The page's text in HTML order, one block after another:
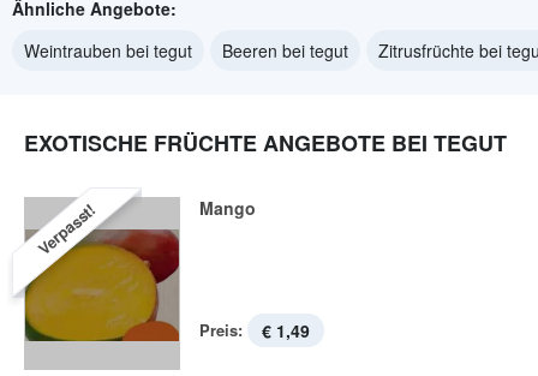
Ähnliche Angebote:
Weintrauben bei tegut
Beeren bei tegut Zitrusfrüchte bei
EXOTISCHE FRÜCHTE ANGEBOTE BEI TEGUT
Verpasst! Mango
Preis: € 1,49